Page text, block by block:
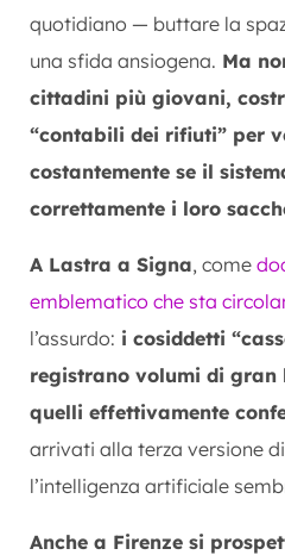
quotidiano — buttare la
una sfida ansiogena. Ma
cittadini più giovani,
“contabili dei rifiuti” per
costantemente se il
correttamente i loro
A Lastra a Signa, come
emblematico che sta
l’assurdo: i cosiddetti
registrano volumi di gran
quelli effettivamente
arrivati alla terza versione
l’intelligenza artificiale
Anche a Firenze si